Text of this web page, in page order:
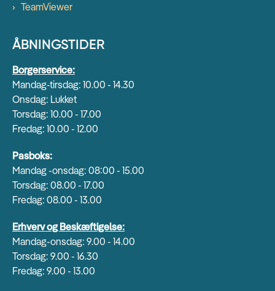
TeamViewer
ÅBNINGSTIDER
Borgerservice:
Mandag-tirsdag: 10.00 - 14.30
Onsdag: Lukket
Torsdag: 10.00 - 17.00
Fredag: 10.00 - 12.00
Pasboks:
Mandag -onsdag: 08:00 - 15.00
Torsdag: 08.00 - 17.00
Fredag: 08.00 - 13.00
Erhverv og Beskæftigelse:
Mandag-onsdag: 9.00 - 14.00
Torsdag: 9.00 - 16.30
Fredag: 9.00 - 13.00